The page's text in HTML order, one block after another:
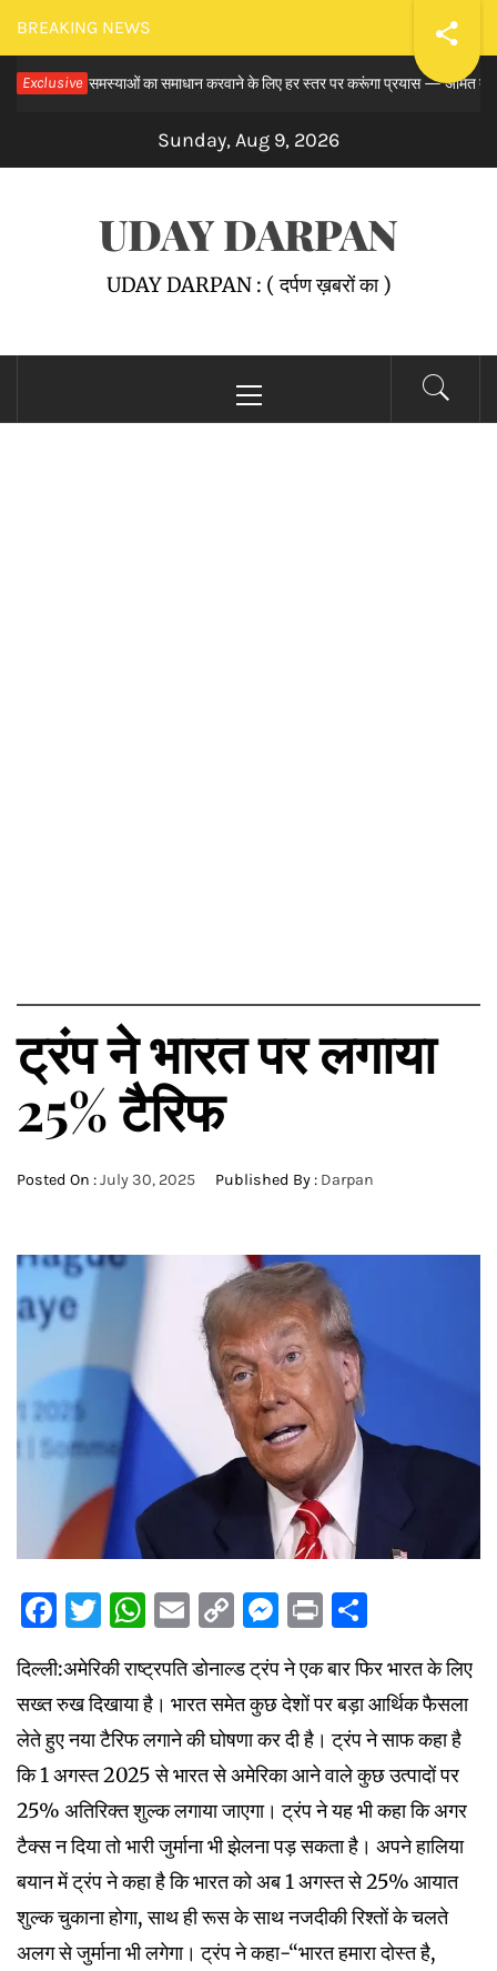
Skip
to
content
BREAKING NEWS
Exclusive
से लंबित समस्याओं का समाधान करवाने के लिए हर स्तर पर करूंगा प्रयास — अमित तनेजा
Sunday, Aug 9, 2026
UDAY DARPAN
UDAY DARPAN : ( दर्पण ख़बरों का )
Menu
ट्रंप ने भारत पर लगाया
25% टैरिफ
Posted On :July 30, 2025 Published By : Darpan
Facebook
Twitter
WhatsApp
Email
Copy
Link
Messenger
Print
दिल्ली:अमेरिकी राष्ट्रपति डोनाल्ड ट्रंप ने एक बार फिर भारत के लिए
सख्त रुख दिखाया है। भारत समेत कुछ देशों पर बड़ा आर्थिक फैसला
लेते हुए नया टैरिफ लगाने की घोषणा कर दी है। ट्रंप ने साफ कहा है
कि 1 अगस्त 2025 से भारत से अमेरिका आने वाले कुछ उत्पादों पर
25% अतिरिक्त शुल्क लगाया जाएगा। ट्रंप ने यह भी कहा कि अगर
टैक्स न दिया तो भारी जुर्माना भी झेलना पड़ सकता है। अपने हालिया
बयान में ट्रंप ने कहा है कि भारत को अब 1 अगस्त से 25% आयात
शुल्क चुकाना होगा, साथ ही रूस के साथ नजदीकी रिश्तों के चलते
अलग से जुर्माना भी लगेगा। ट्रंप ने कहा-“भारत हमारा दोस्त है,